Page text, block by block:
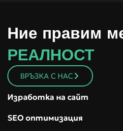
SEO оптимизацияFeniks
Ние правим
РЕАЛНОСТ
ВРЪЗКА С НАС
Изработка на сайт
SEO оптимизация